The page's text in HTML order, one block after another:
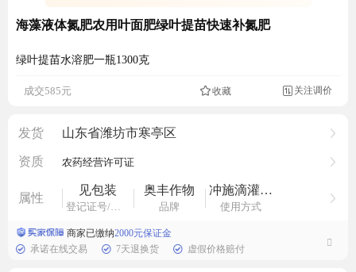
海藻液体氮肥农用叶面肥绿叶提苗快速补氮肥
绿叶提苗水溶肥一瓶1300克
成交585元
收藏 关注调价
发货 山东省潍坊市寒亭区
资质 农药经营许可证
属性
见包装
登记证号/备案号
奥丰作物
品牌
冲施滴灌喷雾
使用方式
商家已缴纳2000元保证金
承诺在线交易
7天退换货 虚假价格赔付